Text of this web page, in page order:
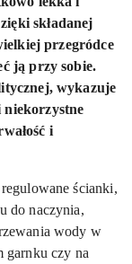
składanej
przegródce
ją przy sobie.
wykazuje
niekorzystne
i
ścianki,
do naczynia,
wody w
garnku czy na